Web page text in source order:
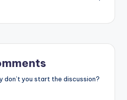
don’t you start the discussion?